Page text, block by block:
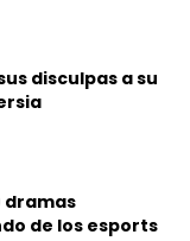
disculpas a su
dramas
de los esports